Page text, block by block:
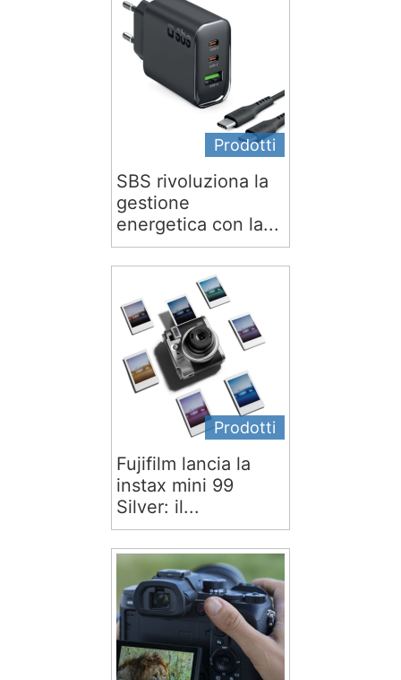
Prodotti
SBS rivoluziona la
gestione
energetica con la...
Prodotti
Fujifilm lancia la
instax mini 99
Silver: il...